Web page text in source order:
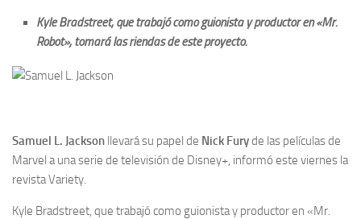
Kyle Bradstreet, que trabajó como guionista y productor en «Mr.
Robot», tomará las riendas de este proyecto.
Samuel L. Jackson llevará su papel de Nick Furyde las películas de
Marvel a una serie de televisión de Disney+, informó este viernes la
revista Variety.
Kyle Bradstreet, que trabajó como guionista y productor en «Mr.